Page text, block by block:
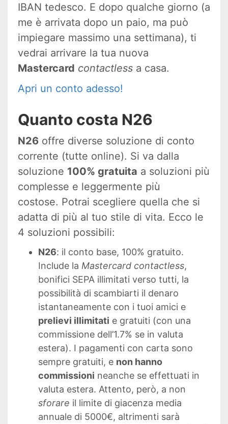
IBAN tedesco. E dopo qualche giorno (a
me è arrivata dopo un paio, ma può
impiegare massimo una settimana), ti
vedrai arrivare la tua nuova
Mastercard contactless a casa.
Apri un conto adesso!
Quanto costa N26
N26 offre diverse soluzione di conto
corrente (tutte online). Si va dalla
soluzione 100% gratuita a soluzioni più
complesse e leggermente più
costose. Potrai scegliere quella che si
adatta di più al tuo stile di vita. Ecco le
4 soluzioni possibili:
N26: il conto base, 100% gratuito.
Include la Mastercard contactless,
bonifici SEPA illimitati verso tutti, la
possibilità di scambiarti il denaro
istantaneamente con i tuoi amici e
prelievi illimitati e gratuiti (con una
commissione dell’1.7% se in valuta
estera). I pagamenti con carta sono
sempre gratuiti, e non hanno
commissioni neanche se effettuati in
valuta estera. Attento, però, a non
sforare il limite di giacenza media
annuale di 5000€, altrimenti sarà